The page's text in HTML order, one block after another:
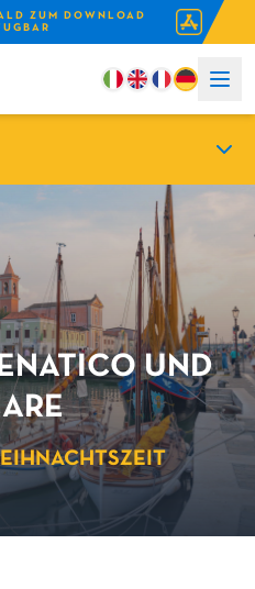
ZUM DOWNLOAD
UND